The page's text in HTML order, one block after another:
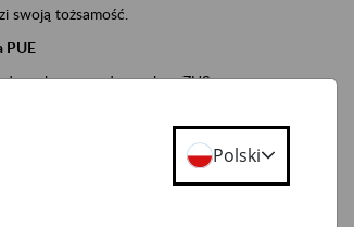
swoją tożsamość.
PUE
zgromadzonych w ZUS,
pytań i otrzymywanie odpowiedzi z ZUS,
Polski